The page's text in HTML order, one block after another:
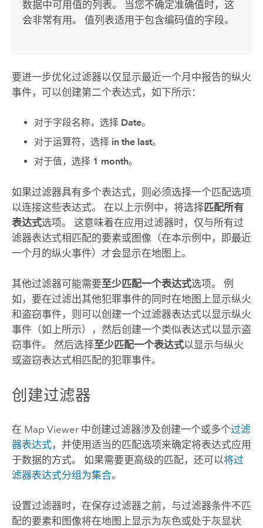
数据中可用值的列表。 当您不确定准确值时，这
会非常有用。 值列表适用于包含编码值的字段。
要进一步优化过滤器以仅显示最近一个月中报告的纵火
事件，可以创建第二个表达式，如下所示：
对于字段名称，选择 Date。
对于运算符，选择 in the last。
对于值，选择 1 month。
如果过滤器具有多个表达式，则必须选择一个匹配选项
以连接这些表达式。 在以上示例中，将选择匹配所有
表达式选项。 这意味着在应用过滤器时，仅与所有过
滤器表达式相匹配的要素或图像（在本示例中，即最近
一个月的纵火事件）才会显示在地图上。
其他过滤器可能需要至少匹配一个表达式选项。 例
如，要在过滤出其他犯罪事件的同时在地图上显示纵火
和盗窃事件，则可以创建一个过滤器表达式以显示纵火
事件（如上所示），然后创建一个类似表达式以显示盗
窃事件。 然后选择至少匹配一个表达式以显示与纵火
或盗窃表达式相匹配的犯罪事件。
创建过滤器
在 Map Viewer中创建过滤器涉及创建一个或多个过滤
器表达式，并使用适当的匹配选项来确定将表达式应用
于数据的方式。 如果需要更高级的匹配，还可以将过
滤器表达式分组为集合。
设置过滤器时，在保存过滤器之前，与过滤器条件不匹
配的要素和图像将在地图上显示为灰色或处于灰显状